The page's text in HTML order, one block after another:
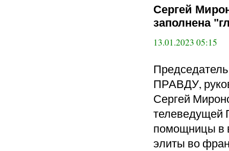
Сергей
заполнена
13.01.2023 05:15
ПРАВДУ,
Сергей
телеведущей
помощницы в
элиты во